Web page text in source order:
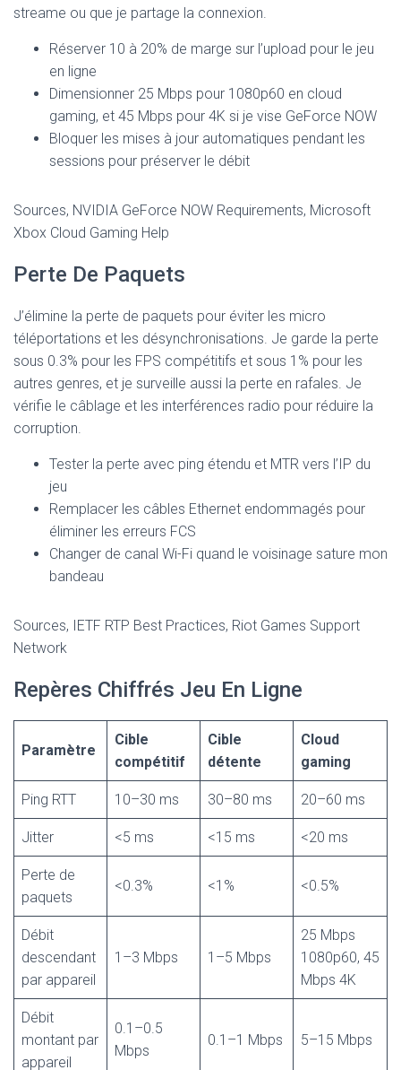
streame ou que je partage la connexion.
Réserver 10 à 20% de marge sur l’upload pour le jeu
en ligne
Dimensionner 25 Mbps pour 1080p60 en cloud
gaming, et 45 Mbps pour 4K si je vise GeForce NOW
Bloquer les mises à jour automatiques pendant les
sessions pour préserver le débit
Sources, NVIDIA GeForce NOW Requirements, Microsoft
Xbox Cloud Gaming Help
Perte De Paquets
J’élimine la perte de paquets pour éviter les micro
téléportations et les désynchronisations. Je garde la perte
sous 0.3% pour les FPS compétitifs et sous 1% pour les
autres genres, et je surveille aussi la perte en rafales. Je
vérifie le câblage et les interférences radio pour réduire la
corruption.
Tester la perte avec ping étendu et MTR vers l’IP du
jeu
Remplacer les câbles Ethernet endommagés pour
éliminer les erreurs FCS
Changer de canal Wi-Fi quand le voisinage sature mon
bandeau
Sources, IETF RTP Best Practices, Riot Games Support
Network
Repères Chiffrés Jeu En Ligne
Paramètre
Cible
compétitif
Cible
détente
Cloud
gaming
Ping RTT 10–30 ms 30–80 ms 20–60 ms
Jitter <5 ms <15 ms <20 ms
Perte de
paquets
<0.3% <1% <0.5%
Débit
descendant
par appareil
1–3 Mbps 1–5 Mbps
25 Mbps
1080p60, 45
Mbps 4K
Débit
montant par
appareil
0.1–0.5
Mbps
0.1–1 Mbps 5–15 Mbps